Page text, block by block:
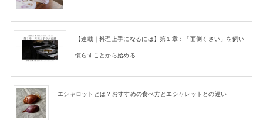
【連載｜料理上手になるには】第１章：「面倒くさい」を飼い
慣らすことから始める
エシャロットとは？おすすめの食べ方とエシャレットとの違い